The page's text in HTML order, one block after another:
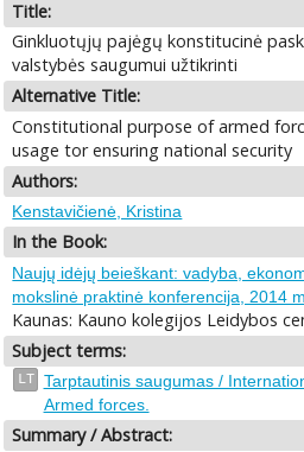
Title:
Ginkluotųjų pajėgų konstitucinė
valstybės saugumui užtikrinti
Alternative Title:
Constitutional purpose of armed
usage tor ensuring national security
Authors:
Kenstavičienė, Kristina
In the Book:
Naujų idėjų beieškant: vadyba,
mokslinė praktinė konferencija, 2014
Kaunas: Kauno kolegijos Leidybos
Subject terms:
LT Tarptautinis saugumas /
Armed forces.
Summary / Abstract: